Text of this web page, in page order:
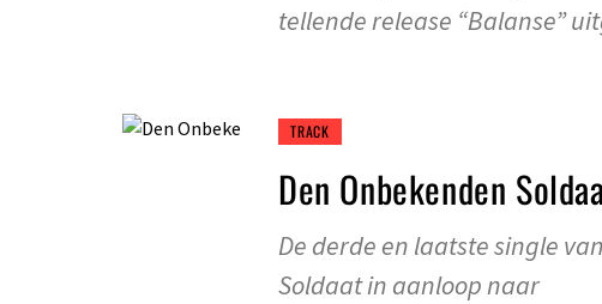
tellende release “Balanse”
TRACK
Den Onbekenden
De derde en laatste single
Soldaat in aanloop naar